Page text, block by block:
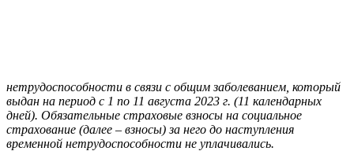
нетрудоспособности в связи с общим заболеванием, который
выдан на период с 1 по 11 августа 2023 г. (11 календарных
дней). Обязательные страховые взносы на социальное
страхование (далее – взносы) за него до наступления
временной нетрудоспособности не уплачивались.